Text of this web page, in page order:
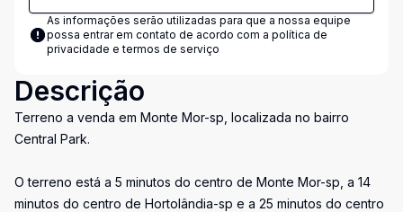
As informações serão utilizadas para que a nossa equipe
possa entrar em contato de acordo com a política de
privacidade e termos de serviço
Descrição
Terreno a venda em Monte Mor-sp, localizada no bairro
Central Park.
O terreno está a 5 minutos do centro de Monte Mor-sp, a 14
minutos do centro de Hortolândia-sp e a 25 minutos do centro